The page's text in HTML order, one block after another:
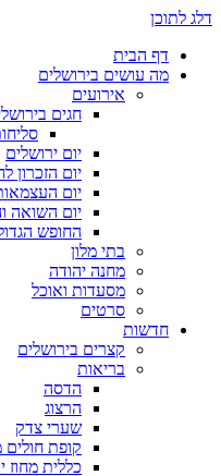
דלג לתוכן
דף הבית
מה עושים בירושלים
אירועים
חגים
יום ירושלים
יום הזכרון
יום
יום השואה
החופש
בתי מלון
מחנה יהודה
מסעדות ואוכל
סרטים
חדשות
קצרים בירושלים
בריאות
הדסה
הרצוג
שערי צדק
קופת
כללית מחוז